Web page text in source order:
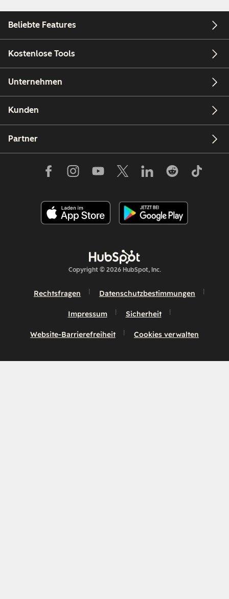
Beliebte Features
Kostenlose Tools
Unternehmen
Kunden
Partner
Copyright © 2026 HubSpot, Inc.
Rechtsfragen Datenschutzbestimmungen
Impressum Sicherheit
Website-Barrierefreiheit Cookies verwalten